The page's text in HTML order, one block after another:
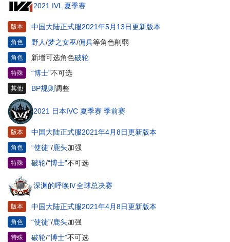
2021 IVL 夏季赛
版本 中国大陆正式服2021年5月13日更新版本
角色 野人/梦之女巫/佣兵等角色削弱
角色 新增可选角色破轮
特殊 “博士”不可选
其他 BP规则调整
2021 日本IVC 夏季赛 季前赛
版本 中国大陆正式服2021年4月8日更新版本
角色 “使徒”/鹿头加强
特殊 破轮/“博士”不可选
深渊的呼唤Ⅳ全球总决赛
版本 中国大陆正式服2021年4月8日更新版本
角色 “使徒”/鹿头加强
特殊 破轮/“博士”不可选